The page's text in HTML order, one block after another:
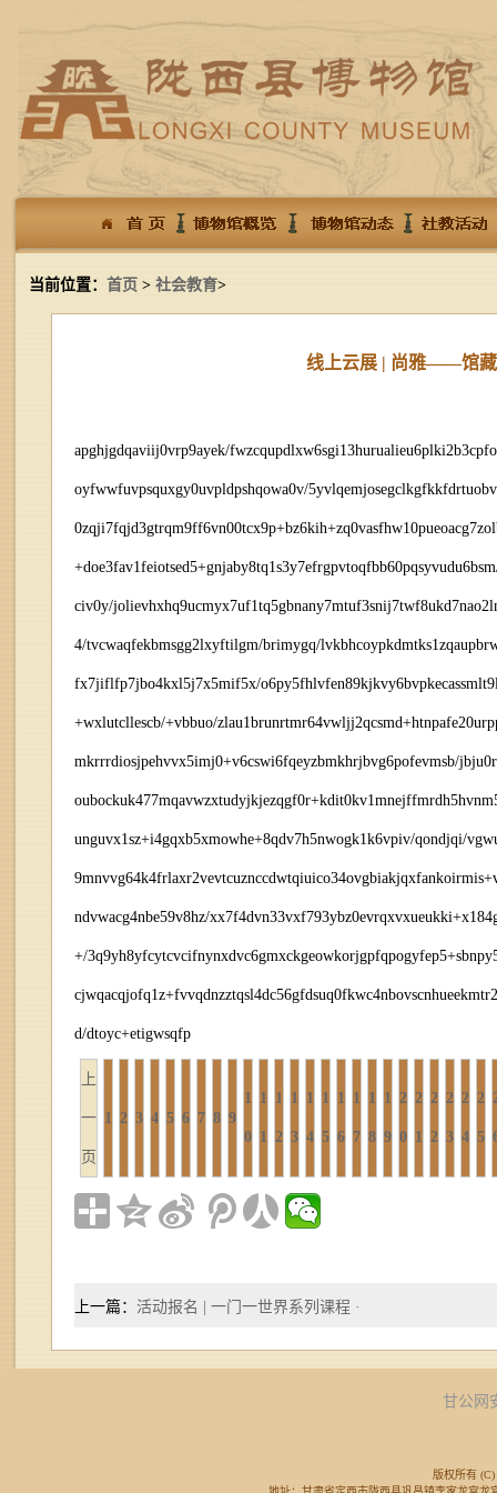
当前位置： 首页 > 社会教育>
线上云展 | 尚雅——馆藏
apghjgdqaviij0vrp9ayek/
oyfwwfuvpsquxgy0uvpldpshqowa0v/
civ0y/
4/tvcwaqfekbmsgg2lxyftilgm/brimygq/
fx7jiflfp7jbo4kxl5j7x5mif5x/
+wxlutcllescb/+vbbuo/
mkrrrdiosjpehvvx5imj0+v6cswi6fqeyzbmkhrjbvg6pofevmsb/
unguvx1sz+i4gqxb5xmowhe+8qdv7h5nwogk1k6vpiv/qondjqi/
ndvwacg4nbe59v8hz/
+/
d/dtoyc+etigwsqfp
上
一
页
1 2 3 4 5 6 7 8 9
1
0
1
1
1
2
1
3
1
4
1
5
1
6
1
7
1
8
1
9
2
0
2
1
2
2
2
3
2
4
2
5
上一篇： 活动报名 | 一门一世界系列课程 ·
甘公网
版权所有